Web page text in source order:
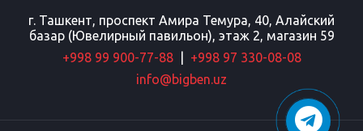
г. Ташкент, проспект Амира Темура, 40, Алайский
базар (Ювелирный павильон), этаж 2, магазин 59
+998 99 900-77-88
+998 97 330-08-08
info@bigben.uz